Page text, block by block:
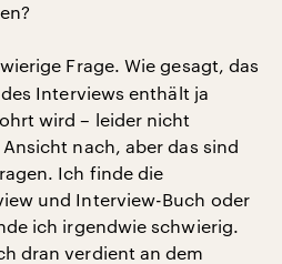
Frage. Wie gesagt, das
Interviews enthält ja
wird – leider nicht
nach, aber das sind
Ich finde die
und Interview-Buch oder
ich irgendwie schwierig.
dran verdient an dem